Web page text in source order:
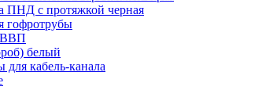
ПНД с протяжкой черная
гофротрубы
белый
для кабель-канала